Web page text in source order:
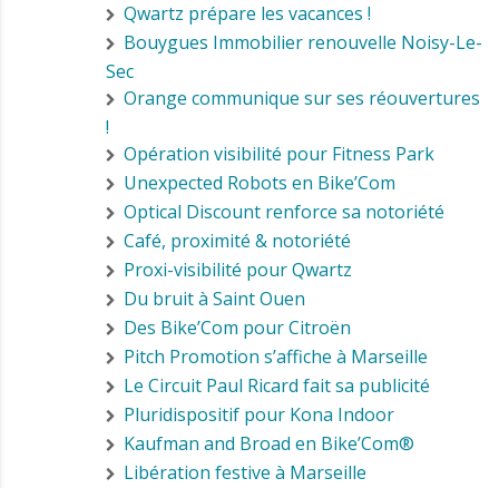
Qwartz prépare les vacances !
Bouygues Immobilier renouvelle Noisy-Le-
Sec
Orange communique sur ses réouvertures
!
Opération visibilité pour Fitness Park
Unexpected Robots en Bike’Com
Optical Discount renforce sa notoriété
Café, proximité & notoriété
Proxi-visibilité pour Qwartz
Du bruit à Saint Ouen
Des Bike’Com pour Citroën
Pitch Promotion s’affiche à Marseille
Le Circuit Paul Ricard fait sa publicité
Pluridispositif pour Kona Indoor
Kaufman and Broad en Bike’Com®
Libération festive à Marseille